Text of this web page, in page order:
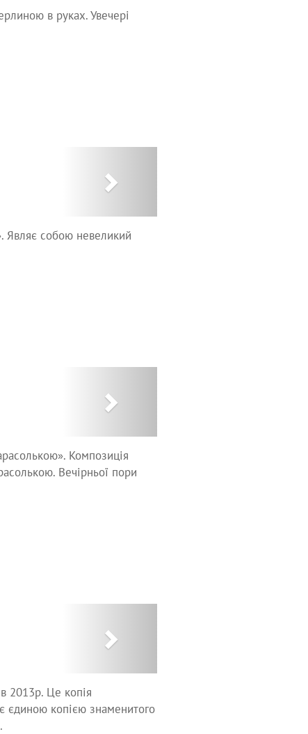
в руках. Увечері
Являє собою невеликий
Композиція
Вечірньої пори
2013р. Це копія
єдиною копією знаменитого